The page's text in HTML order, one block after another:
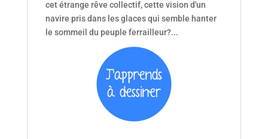
cet étrange rêve collectif, cette vision d'un
navire pris dans les glaces qui semble hanter
le sommeil du peuple ferrailleur?...